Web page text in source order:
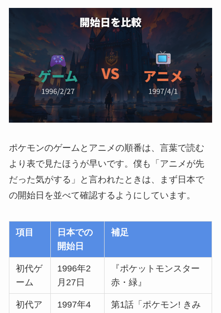
ポケモンのゲームとアニメの順番は、言葉で読む
より表で見たほうが早いです。僕も「アニメが先
だった気がする」と言われたときは、まず日本で
の開始日を並べて確認するようにしています。
項目
日本での
開始日
補足
初代ゲ
ーム
1996年2
月27日
『ポケットモンスター
赤・緑』
初代ア
1997年4
第1話「ポケモン! きみ